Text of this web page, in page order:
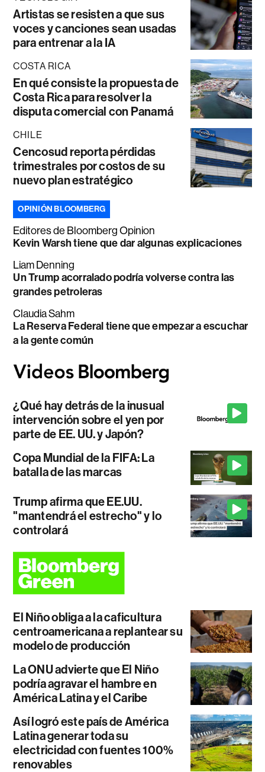
Artistas se resisten a que sus
voces y canciones sean usadas
para entrenar a la IA
COSTA RICA
En qué consiste la propuesta de
Costa Rica para resolver la
disputa comercial con Panamá
CHILE
Cencosud reporta pérdidas
trimestrales por costos de su
nuevo plan estratégico
OPINIÓN BLOOMBERG
Editores de Bloomberg Opinion
Kevin Warsh tiene que dar algunas explicaciones
Liam Denning
Un Trump acorralado podría volverse contra las
grandes petroleras
Claudia Sahm
La Reserva Federal tiene que empezar a escuchar
a la gente común
¿Qué hay detrás de la inusual
intervención sobre el yen por
parte de EE. UU. y Japón?
Copa Mundial de la FIFA: La
batalla de las marcas
Trump afirma que EE.UU.
"mantendrá el estrecho" y lo
controlará
El Niño obliga a la caficultura
centroamericana a replantear su
modelo de producción
La ONU advierte que El Niño
podría agravar el hambre en
América Latina y el Caribe
Así logró este país de América
Latina generar toda su
electricidad con fuentes 100%
renovables